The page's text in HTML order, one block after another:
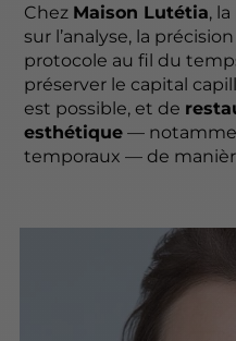
Chez Maison Lutétia,
sur l’analyse, la
protocole au fil du
préserver le capital
est possible, et de
esthétique —
temporaux — de